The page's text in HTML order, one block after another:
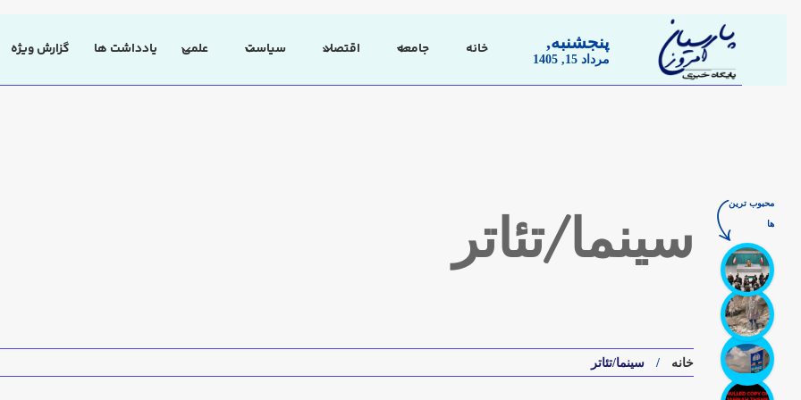
پنجشنبه,
مرداد 15, 1405
خانه جامعه اقتصاد سیاست علمی یادداشت ها گزارش ویژه
سینما/تئاتر
خانه سینما/تئاتر
محبوب ترین
ها